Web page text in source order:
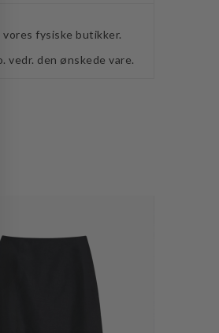
fysiske butikker.
den ønskede vare.